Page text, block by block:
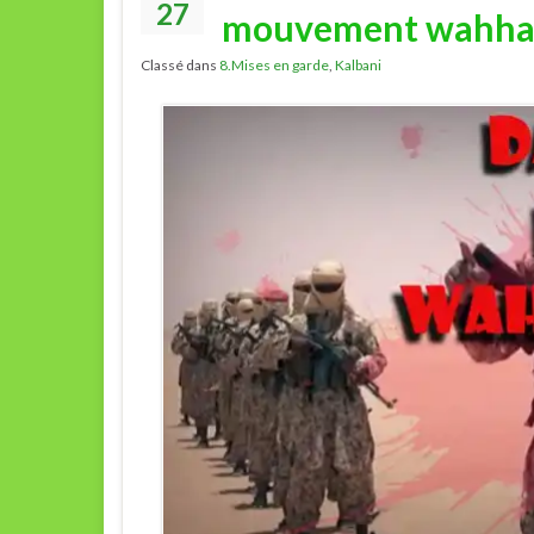
27
mouvement
Classé dans 8.Mises en garde, Kalbani